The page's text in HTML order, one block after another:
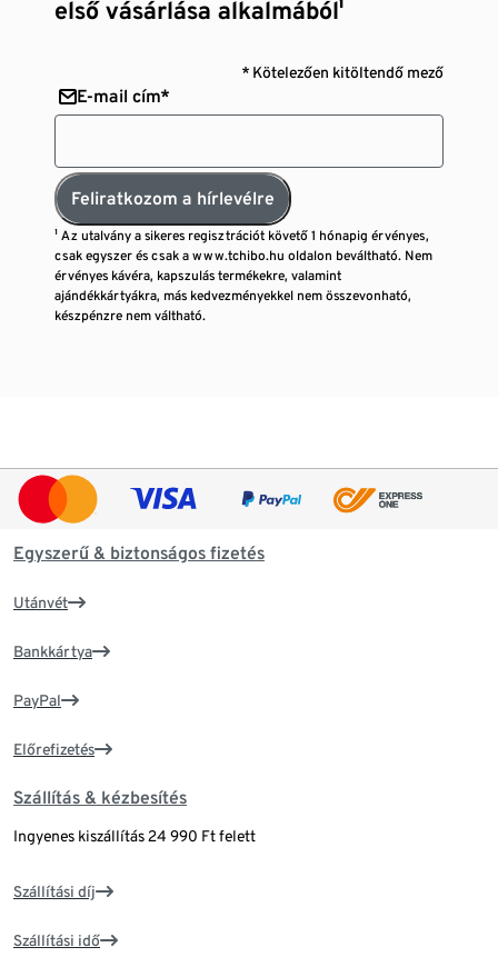
első vásárlása alkalmából¹
* Kötelezően kitöltendő mező
E-mail cím*
Feliratkozom a hírlevélre
¹ Az utalvány a sikeres regisztrációt követő 1 hónapig érvényes,
csak egyszer és csak a www.tchibo.hu oldalon beváltható. Nem
érvényes kávéra, kapszulás termékekre, valamint
ajándékkártyákra, más kedvezményekkel nem összevonható,
készpénzre nem váltható.
Egyszerű & biztonságos fizetés
Utánvét
Bankkártya
PayPal
Előrefizetés
Szállítás & kézbesítés
Ingyenes kiszállítás 24 990 Ft felett
Szállítási díj
Szállítási idő